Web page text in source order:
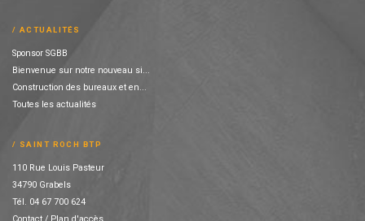
ACTUALITÉS
Sponsor SGBB
Bienvenue sur notre nouveau si...
Construction des bureaux et en...
Toutes les actualités
SAINT ROCH BTP
110 Rue Louis Pasteur
34790 Grabels
Tél. 04 67 700 624
Contact / Plan d'accès